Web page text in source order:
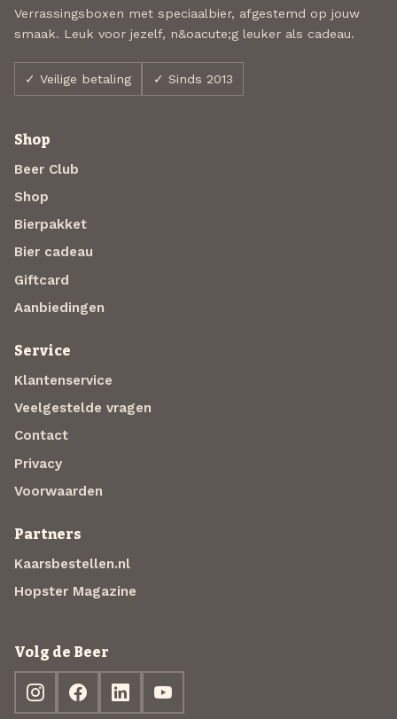
Verrassingsboxen met speciaalbier, afgestemd op jouw
smaak. Leuk voor jezelf, n&oacute;g leuker als cadeau.
✓ Veilige betaling ✓ Sinds 2013
Shop
Beer Club
Shop
Bierpakket
Bier cadeau
Giftcard
Aanbiedingen
Service
Klantenservice
Veelgestelde vragen
Contact
Privacy
Voorwaarden
Partners
Kaarsbestellen.nl
Hopster Magazine
Volg de Beer